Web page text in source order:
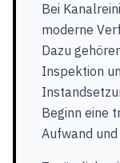
Bei
moderne
Dazu
Inspektion
Beginn eine
Aufwand